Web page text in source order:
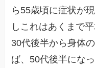
ら55歳頃に症状が
しこれはあくまで
30代後半から身体
ば、50代後半にな